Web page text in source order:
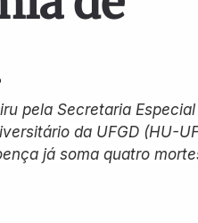
pela Secretaria
da UFGD (HU-
já soma quatro